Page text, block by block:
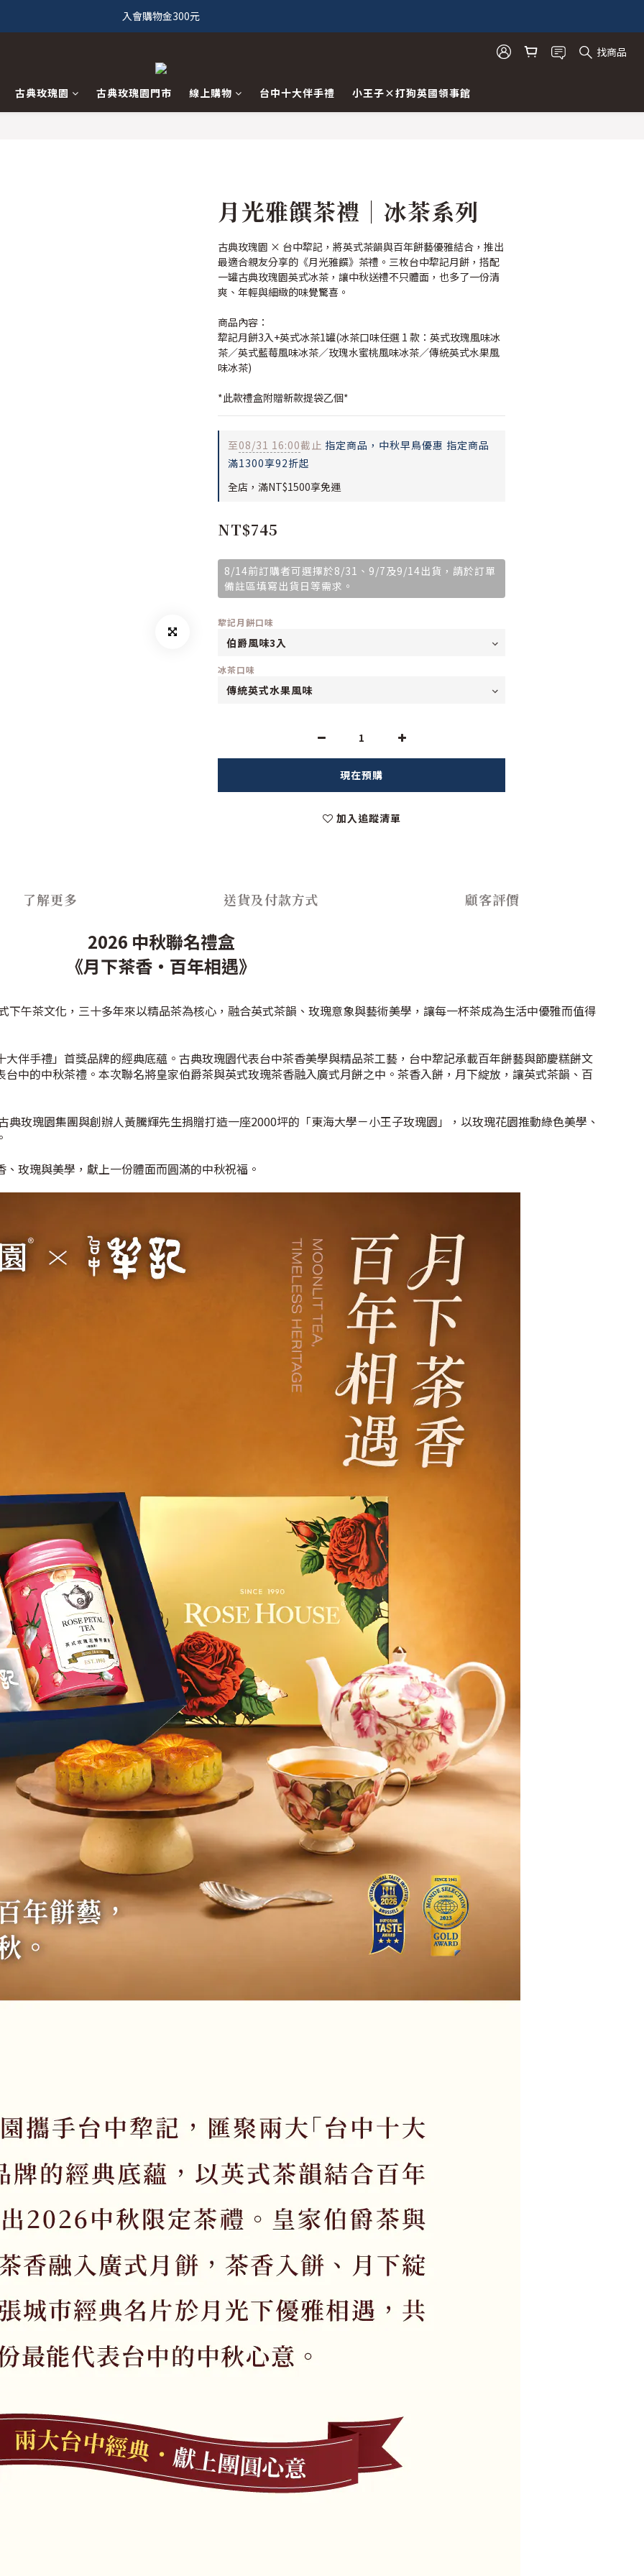
入會購物金300元
找商品
古典玫瑰園 古典玫瑰園門市 線上購物 台中十大伴手禮 小王子×打狗英國領事館
月光雅饌茶禮｜冰茶系列
古典玫瑰園 × 台中犂記，將英式茶韻與百年餅藝優雅結合，推出
最適合親友分享的《月光雅饌》茶禮。三枚台中犂記月餅，搭配
一罐古典玫瑰園英式冰茶，讓中秋送禮不只體面，也多了一份清
爽、年輕與細緻的味覺驚喜。
商品內容：
犂記月餅3入+英式冰茶1罐(冰茶口味任選 1 款：英式玫瑰風味冰
茶／英式藍莓風味冰茶／玫瑰水蜜桃風味冰茶／傳統英式水果風
味冰茶)
*此款禮盒附贈新款提袋乙個*
至08/31 16:00截止 指定商品，中秋早鳥優惠 指定商品
滿1300享92折起
全店，滿NT$1500享免運
NT$745
8/14前訂購者可選擇於8/31、9/7及9/14出貨，請於訂單
備註區填寫出貨日等需求。
犂記月餅口味
冰茶口味
現在預購
加入追蹤清單
了解更多 送貨及付款方式 顧客評價
2026 中秋聯名禮盒
《月下茶香・百年相遇》
午茶文化，三十多年來以精品茶為核心，融合英式茶韻、玫瑰意象與藝術美學，讓每一杯茶成為生活中優雅而值得
伴手禮」首獎品牌的經典底蘊。古典玫瑰園代表台中茶香美學與精品茶工藝，台中犂記承載百年餅藝與節慶糕餅文
中的中秋茶禮。 本次聯名將皇家伯爵茶與英式玫瑰茶香融入廣式月餅之中。茶香入餅，月下綻放，讓英式茶韻、百
玫瑰園集團與創辦人黃騰輝先生捐贈打造一座2000坪的「東海大學－小王子玫瑰園」，以玫瑰花園推動綠色美學、
玫瑰與美學，獻上一份體面而圓滿的中秋祝福。